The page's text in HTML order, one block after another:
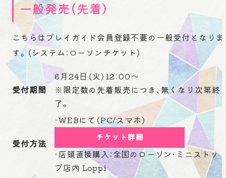
一般発売（先着）
こちらはプレイガイド会員登録不要の一般受付となりま
す。（システム：ローソンチケット）
受付期間
6月24日（火）12：00～
※限定数の先着販売につき、無くなり次第終
了。
受付方法
・WEBにて（PC/スマホ）
チケット詳細
・店頭直接購入：全国のローソン・ミニストッ
プ店内 Loppi